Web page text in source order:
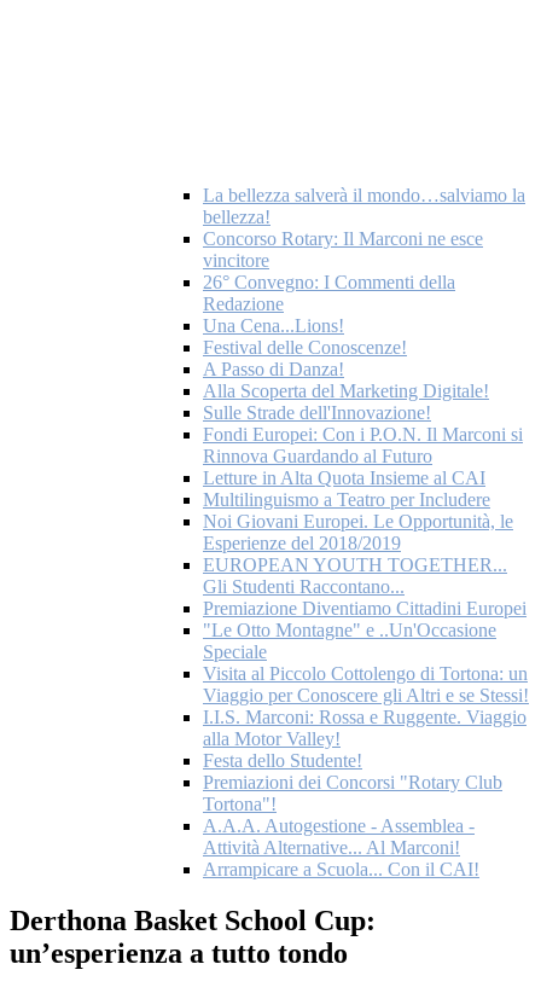
La bellezza salverà il mondo…salviamo la
bellezza!
Concorso Rotary: Il Marconi ne esce
vincitore
26° Convegno: I Commenti della
Redazione
Una Cena...Lions!
Festival delle Conoscenze!
A Passo di Danza!
Alla Scoperta del Marketing Digitale!
Sulle Strade dell'Innovazione!
Fondi Europei: Con i P.O.N. Il Marconi si
Rinnova Guardando al Futuro
Letture in Alta Quota Insieme al CAI
Multilinguismo a Teatro per Includere
Noi Giovani Europei. Le Opportunità, le
Esperienze del 2018/2019
EUROPEAN YOUTH TOGETHER...
Gli Studenti Raccontano...
Premiazione Diventiamo Cittadini Europei
"Le Otto Montagne" e ..Un'Occasione
Speciale
Visita al Piccolo Cottolengo di Tortona: un
Viaggio per Conoscere gli Altri e se Stessi!
I.I.S. Marconi: Rossa e Ruggente. Viaggio
alla Motor Valley!
Festa dello Studente!
Premiazioni dei Concorsi "Rotary Club
Tortona"!
A.A.A. Autogestione - Assemblea -
Attività Alternative... Al Marconi!
Arrampicare a Scuola... Con il CAI!
Derthona Basket School Cup:
un’esperienza a tutto tondo